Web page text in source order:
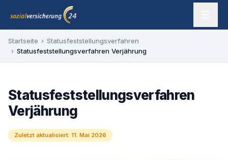
Zum Inhalt springen
sozialversicherung24 — Ihr Experte für SV-Befreiung
Startseite › Statusfeststellungsverfahren
› Statusfeststellungsverfahren Verjährung
Statusfeststellungsverfahren
Verjährung
Zuletzt aktualisiert: 11. Mai 2026